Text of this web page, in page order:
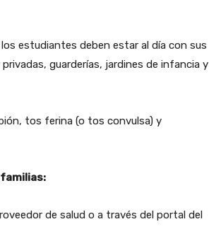
estudiantes deben estar al día con sus
guarderías, jardines de infancia y
tos ferina (o tos convulsa) y
de salud o a través del portal del